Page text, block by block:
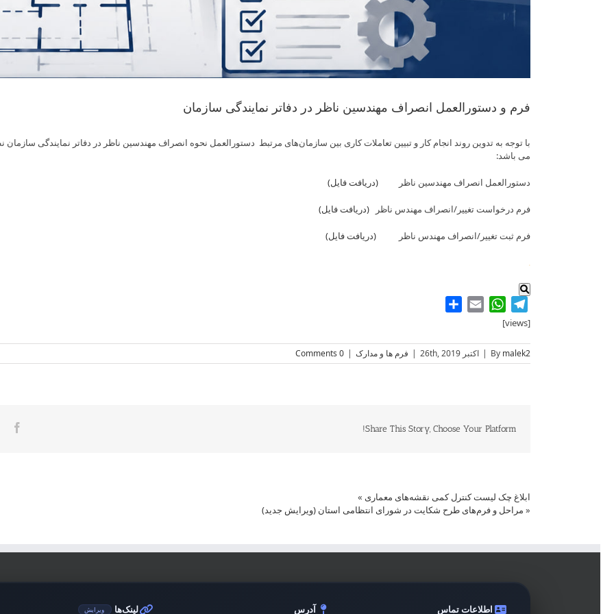
to
content
فرم و دستورالعمل انصراف مهندسین ناظر در دفاتر نمایندگی سازمان
با توجه به تدوین روند انجام کار و تبیین تعاملات کاری بین سازمان‌های مرتبط دستورالعمل نحوه انصراف مهندسین ناظر در دفاتر نمایندگی
می باشد:
دستورالعمل انصراف مهندسین ناظر (دریافت فایل)
فرم درخواست تغییر/انصراف مهندس ناظر (دریافت فایل)
فرم ثبت تغییر/انصراف مهندس ناظر (دریافت فایل)
.
Telegram
WhatsApp
Email
[views]
By malek2
| اکتبر 26th, 2019 | فرم ها و مدارک |
0 Comments
Share This Story, Choose Your Platform!
ابلاغ چک لیست کنترل کمی نقشه‌های معماری »
« مراحل و فرم‌های طرح شکایت در شورای انتظامی استان (ویرایش جدید)
اطلاعات تماس آدرس لینک‌ها ویرایش